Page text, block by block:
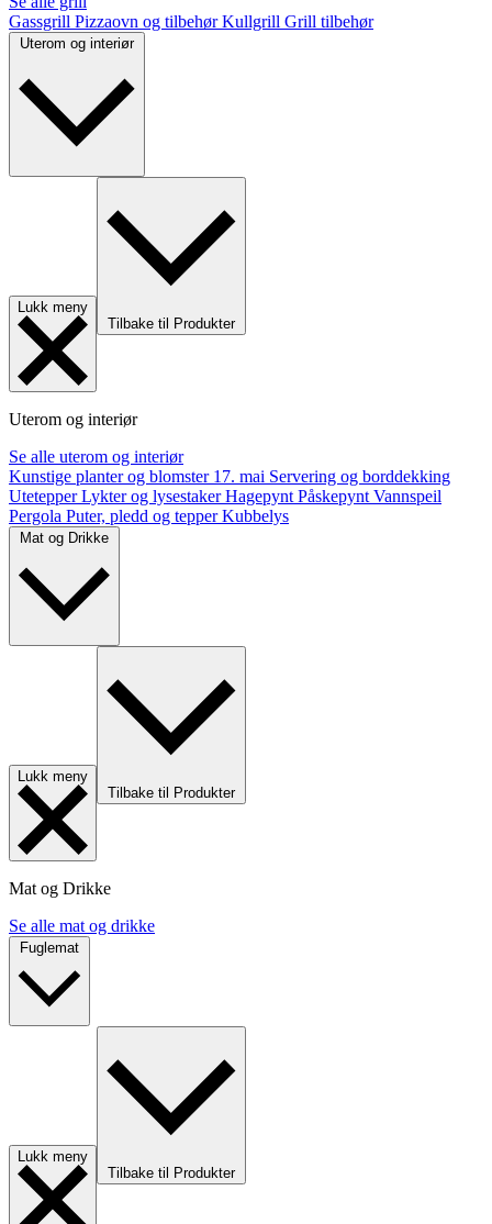
Gassgrill Pizzaovn og tilbehørKullgrill Grill tilbehør
Uterom og interiør
Lukk meny
Tilbake til Produkter
Uterom og interiør
Se alle uterom og interiør
Kunstige planter og blomster 17. mai Servering og borddekking
UtetepperLykter og lysestakerHagepynt Påskepynt Vannspeil
Pergola Puter, pledd og tepperKubbelys
Lukk meny
Tilbake til Produkter
Mat og Drikke
Se alle mat og drikke
Lukk meny
Tilbake til Produkter